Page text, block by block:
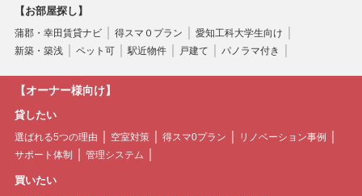
【お部屋探し】
蒲郡・幸田賃貸ナビ 得スマ０プラン
愛知工科大学生向け
新築・築浅
ペット可 駅近物件 戸建て パノラマ付き
【オーナー様向け】
貸したい
選ばれる5つの理由 空室対策 得スマ0プラン
リノベーション事例
サポート体制
管理システム
買いたい